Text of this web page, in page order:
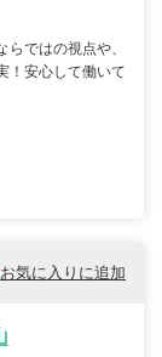
ではの視点や、
！安心して働いて
お気に入りに追加